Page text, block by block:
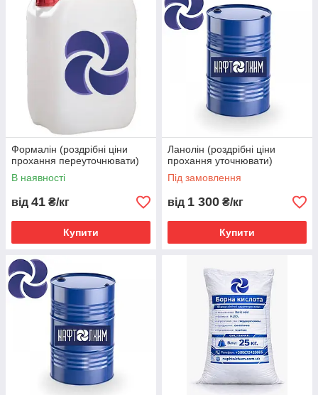
Формалін (роздрібні ціни
прохання переуточнювати)
В наявності
від 41 ₴/кг
Купити
Ланолiн (роздрібні ціни
прохання уточнювати)
Під замовлення
від 1 300 ₴/кг
Купити